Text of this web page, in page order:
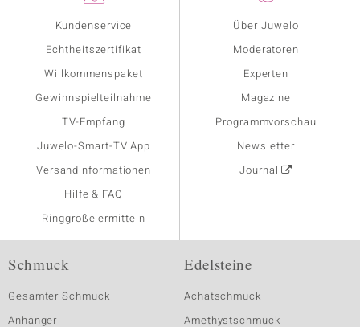
Kundenservice
Echtheitszertifikat
Willkommenspaket
Gewinnspielteilnahme
TV-Empfang
Juwelo-Smart-TV App
Versandinformationen
Hilfe & FAQ
Ringgröße ermitteln
Über Juwelo
Moderatoren
Experten
Magazine
Programmvorschau
Newsletter
Journal
Schmuck
Gesamter Schmuck
Anhänger
Edelsteine
Achatschmuck
Amethystschmuck